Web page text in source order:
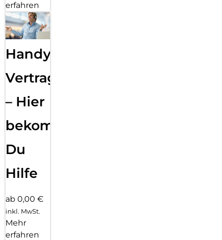
erfahren
Handy
Vertragsabwicklung
– Hier
bekommst
Du
Hilfe
ab 0,00 €
inkl. MwSt.
Mehr
erfahren